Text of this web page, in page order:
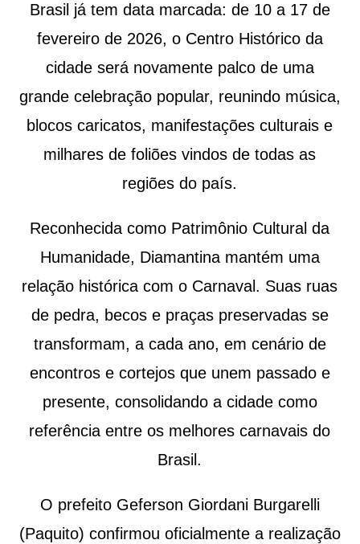
Brasil já tem data marcada: de 10 a 17 de
fevereiro de 2026, o Centro Histórico da
cidade será novamente palco de uma
grande celebração popular, reunindo música,
blocos caricatos, manifestações culturais e
milhares de foliões vindos de todas as
regiões do país.
Reconhecida como Patrimônio Cultural da
Humanidade, Diamantina mantém uma
relação histórica com o Carnaval. Suas ruas
de pedra, becos e praças preservadas se
transformam, a cada ano, em cenário de
encontros e cortejos que unem passado e
presente, consolidando a cidade como
referência entre os melhores carnavais do
Brasil.
O prefeito Geferson Giordani Burgarelli
(Paquito) confirmou oficialmente a realização